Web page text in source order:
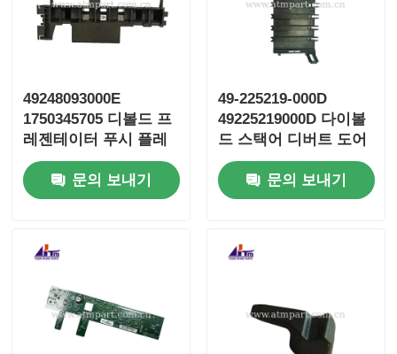
49248093000E
1750345705 디볼드 프
레젠테이터 푸시 플레
이트 ATM 부품
문의 보내기
49-225219-000D
49225219000D 다이볼
드 스택어 디버트 도어
ATM 부품
문의 보내기